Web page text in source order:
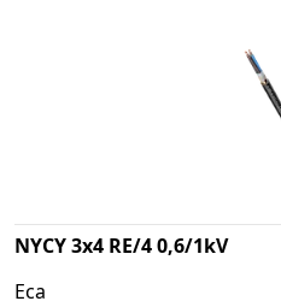
NYCY 3x4 RE/4 0,6/1kV
Eca